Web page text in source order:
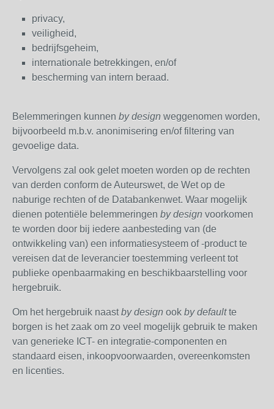
privacy,
veiligheid,
bedrijfsgeheim,
internationale betrekkingen, en/of
bescherming van intern beraad.
Belemmeringen kunnen by design weggenomen worden,
bijvoorbeeld m.b.v. anonimisering en/of filtering van
gevoelige data.
Vervolgens zal ook gelet moeten worden op de rechten
van derden conform de Auteurswet, de Wet op de
naburige rechten of de Databankenwet. Waar mogelijk
dienen potentiële belemmeringen by design voorkomen
te worden door bij iedere aanbesteding van (de
ontwikkeling van) een informatiesysteem of -product te
vereisen dat de leverancier toestemming verleent tot
publieke openbaarmaking en beschikbaarstelling voor
hergebruik.
Om het hergebruik naastby design ook by defaultte
borgen is het zaak om zo veel mogelijk gebruik te maken
van generieke ICT- en integratie-componenten en
standaard eisen, inkoopvoorwaarden, overeenkomsten
en licenties.